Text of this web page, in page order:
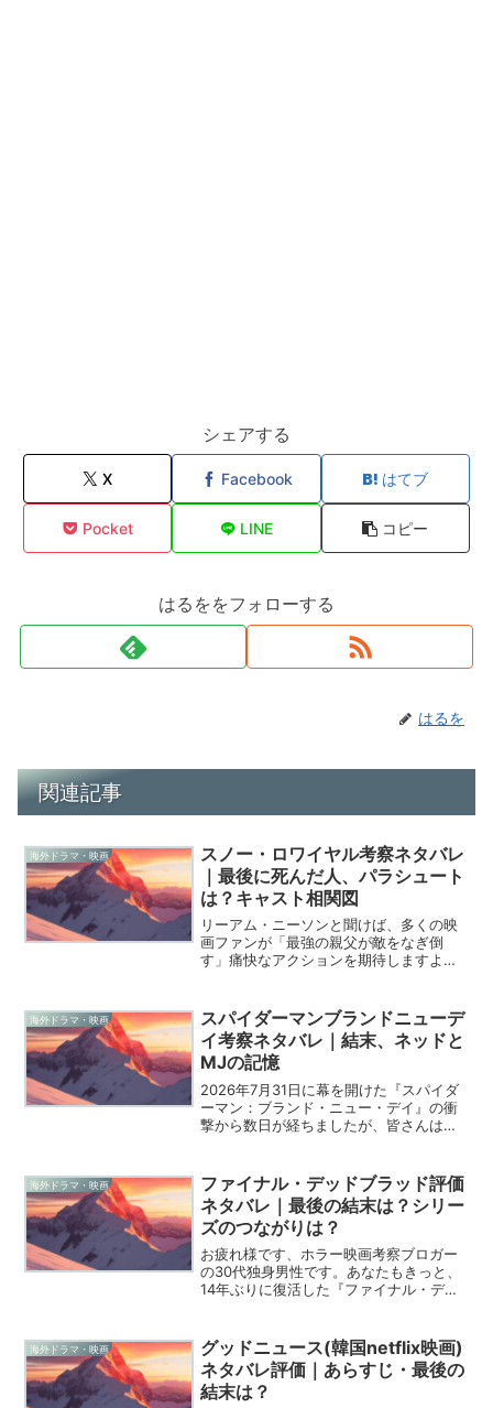
シェアする
X Facebook はてブ
Pocket LINE コピー
はるををフォローする
はるを
関連記事
海外ドラマ・映画
スノー・ロワイヤル考察ネタバレ
｜最後に死んだ人、パラシュート
は？キャスト相関図
リーアム・ニーソンと聞けば、多くの映
画ファンが「最強の親父が敵をなぎ倒
す」痛快なアクションを期待しますよ
ー・ロワイヤル』は、これまでの彼のキ
ャリアにおける復讐劇...
海外ドラマ・映画
スパイダーマンブランドニューデ
イ考察ネタバレ｜結末、ネッドと
MJの記憶
2026年7月31日に幕を開けた『スパイダ
ーマン：ブランド・ニュー・デイ』の衝
撃から数日が経ちましたが、皆さんはも
るピーター・パーカーの新たな苦悩と成
長を目撃し、エンド...
海外ドラマ・映画
ファイナル・デッドブラッド評価
ネタバレ｜最後の結末は？シリー
ズのつながりは？
お疲れ様です、ホラー映画考察ブロガー
の30代独身男性です。あなたもきっと、
14年ぶりに復活した『ファイナル・デッ
着いてくれたのですね。このシリーズ...
海外ドラマ・映画
グッドニュース(韓国netflix映画)
ネタバレ評価｜あらすじ・最後の
結末は？